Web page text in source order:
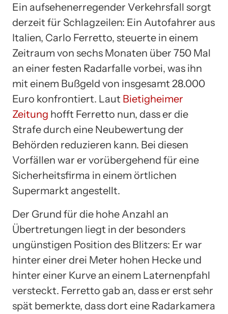
Ein aufsehenerregender Verkehrsfall sorgt
derzeit für Schlagzeilen: Ein Autofahrer aus
Italien, Carlo Ferretto, steuerte in einem
Zeitraum von sechs Monaten über 750 Mal
an einer festen Radarfalle vorbei, was ihn
mit einem Bußgeld von insgesamt 28.000
Euro konfrontiert. Laut Bietigheimer
Zeitung hofft Ferretto nun, dass er die
Strafe durch eine Neubewertung der
Behörden reduzieren kann. Bei diesen
Vorfällen war er vorübergehend für eine
Sicherheitsfirma in einem örtlichen
Supermarkt angestellt.
Der Grund für die hohe Anzahl an
Übertretungen liegt in der besonders
ungünstigen Position des Blitzers: Er war
hinter einer drei Meter hohen Hecke und
hinter einer Kurve an einem Laternenpfahl
versteckt. Ferretto gab an, dass er erst sehr
spät bemerkte, dass dort eine Radarkamera